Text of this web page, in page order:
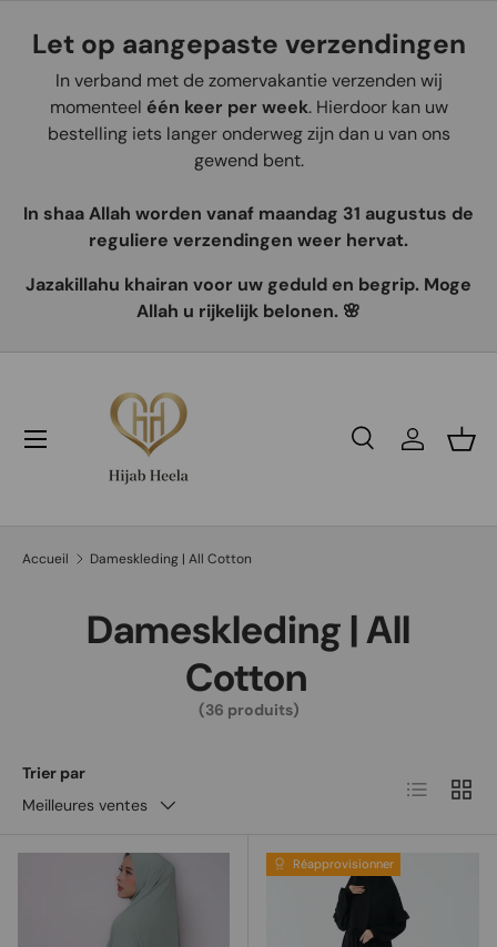
Aller au contenu
Let op aangepaste verzendingen
In verband met de zomervakantie verzenden wij
momenteel één keer per week. Hierdoor kan uw
bestelling iets langer onderweg zijn dan u van ons
gewend bent.
In shaa Allah worden vanaf maandag 31 augustus de
reguliere verzendingen weer hervat.
Jazakillahu khairan voor uw geduld en begrip. Moge
Allah u rijkelijk belonen. 🌸
Recherche
Se
Accueil Dameskleding | All Cotton
Dameskleding | All
Cotton
(36 produits)
Trier par
Meilleures ventes
Liste Grille
Réapprovisionner